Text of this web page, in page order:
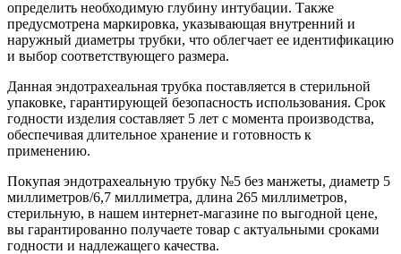
определить необходимую глубину интубации. Также
предусмотрена маркировка, указывающая внутренний и
наружный диаметры трубки, что облегчает ее идентификацию
и выбор соответствующего размера.
Данная эндотрахеальная трубка поставляется в стерильной
упаковке, гарантирующей безопасность использования. Срок
годности изделия составляет 5 лет с момента производства,
обеспечивая длительное хранение и готовность к
применению.
Покупая эндотрахеальную трубку №5 без манжеты, диаметр 5
миллиметров/6,7 миллиметра, длина 265 миллиметров,
стерильную, в нашем интернет-магазине по выгодной цене,
вы гарантированно получаете товар с актуальными сроками
годности и надлежащего качества.